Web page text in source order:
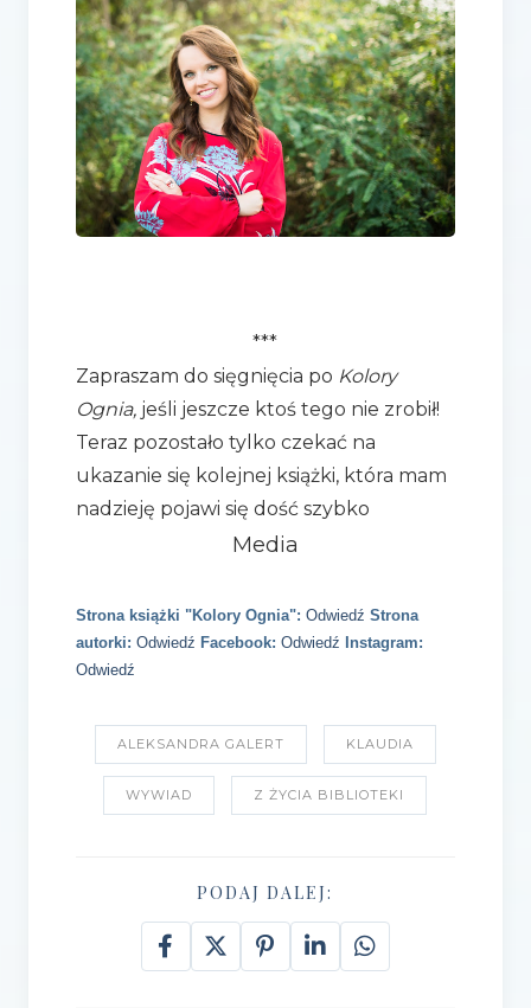
***
Zapraszam do sięgnięcia po Kolory
Ognia, jeśli jeszcze ktoś tego nie zrobił!
Teraz pozostało tylko czekać na
ukazanie się kolejnej książki, która mam
nadzieję pojawi się dość szybko
Media
Strona książki "Kolory Ognia": Odwiedź Strona
autorki: Odwiedź Facebook: Odwiedź
Instagram:
Odwiedź
ALEKSANDRA GALERT KLAUDIA
WYWIAD Z ŻYCIA BIBLIOTEKI
PODAJ DALEJ: